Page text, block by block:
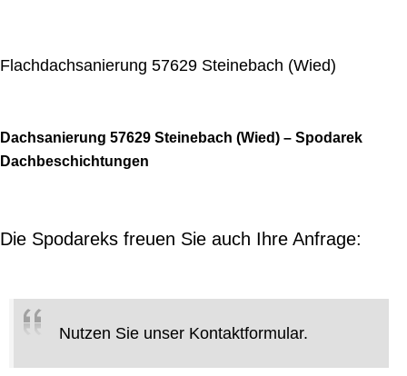
Flachdachsanierung 57629 Steinebach (Wied)
Dachsanierung 57629 Steinebach (Wied) – Spodarek
Dachbeschichtungen
Die Spodareks freuen Sie auch Ihre Anfrage:
Nutzen Sie unser Kontaktformular.